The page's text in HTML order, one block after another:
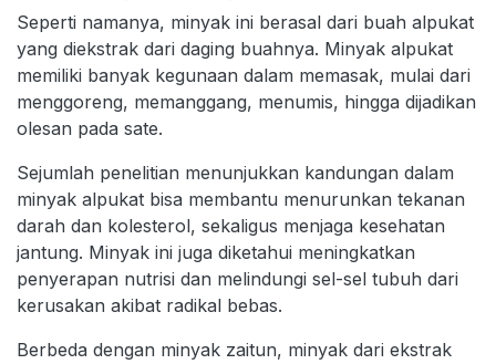
Seperti namanya, minyak ini berasal dari buah alpukat
yang diekstrak dari daging buahnya. Minyak alpukat
memiliki banyak kegunaan dalam memasak, mulai dari
menggoreng, memanggang, menumis, hingga dijadikan
olesan pada sate.
Sejumlah penelitian menunjukkan kandungan dalam
minyak alpukat bisa membantu menurunkan tekanan
darah dan kolesterol, sekaligus menjaga kesehatan
jantung. Minyak ini juga diketahui meningkatkan
penyerapan nutrisi dan melindungi sel-sel tubuh dari
kerusakan akibat radikal bebas.
Berbeda dengan minyak zaitun, minyak dari ekstrak